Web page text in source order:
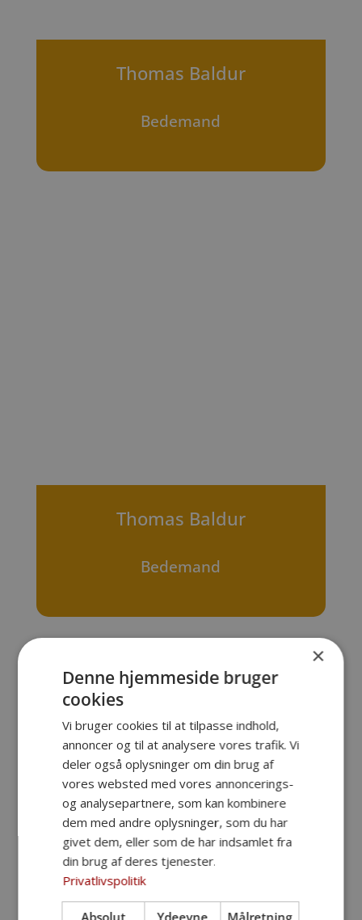
Thomas Baldur
Bedemand
Thomas Baldur
Bedemand
✔ Vi anmelder dødsfaldet og sørger for alt
det nødvendige papirarbejde og kontakten
til myndighederne
✔ Vi tager kontakt til kirke eller kapel og
koordinerer med præsten
✔ Vi rådgiver om valg og udsmykning af
kiste og urne
✔ Vi hjælper med at vælge blomster og
×
Denne hjemmeside bruger
cookies
Vi bruger cookies til at tilpasse indhold,
annoncer og til at analysere vores trafik. Vi
deler også oplysninger om din brug af
vores websted med vores annoncerings-
og analysepartnere, som kan kombinere
dem med andre oplysninger, som du har
givet dem, eller som de har indsamlet fra
din brug af deres tjenester.
Privatlivspolitik
Absolut Ydeevne Målretning